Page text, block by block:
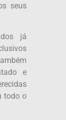
seus
já
e
todo o